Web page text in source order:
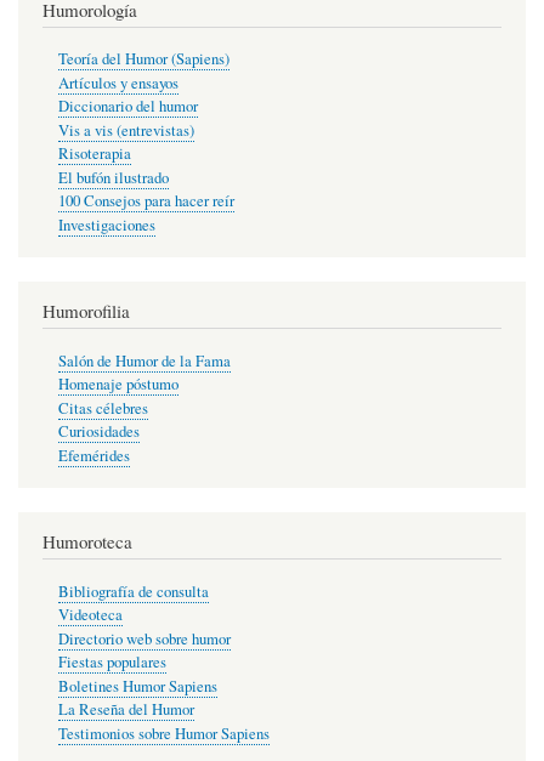
Humorología
Teoría del Humor (Sapiens)
Artículos y ensayos
Diccionario del humor
Vis a vis (entrevistas)
Risoterapia
El bufón ilustrado
100 Consejos para hacer reír
Investigaciones
Humorofilia
Salón de Humor de la Fama
Homenaje póstumo
Citas célebres
Curiosidades
Efemérides
Humoroteca
Bibliografía de consulta
Videoteca
Directorio web sobre humor
Fiestas populares
Boletines Humor Sapiens
La Reseña del Humor
Testimonios sobre Humor Sapiens